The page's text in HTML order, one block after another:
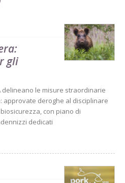
gli
delineano le misure straordinarie
approvate deroghe al disciplinare
con piano di
dedicati